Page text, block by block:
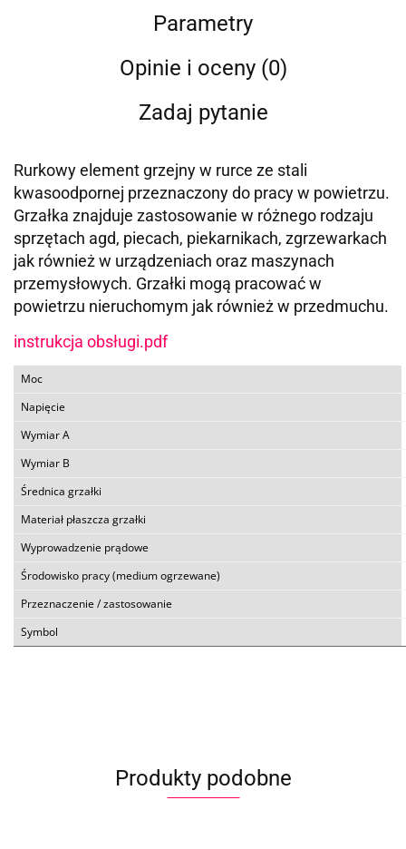
Parametry
Opinie i oceny (0)
Zadaj pytanie
Rurkowy element grzejny w rurce ze stali
kwasoodpornej przeznaczony do pracy w powietrzu.
Grzałka znajduje zastosowanie w różnego rodzaju
sprzętach agd, piecach, piekarnikach, zgrzewarkach
jak również w urządzeniach oraz maszynach
przemysłowych. Grzałki mogą pracować w
powietrzu nieruchomym jak również w przedmuchu.
instrukcja obsługi.pdf
Moc
Napięcie
Wymiar A
Wymiar B
Średnica grzałki
Materiał płaszcza grzałki
Wyprowadzenie prądowe
Środowisko pracy (medium ogrzewane)
Przeznaczenie / zastosowanie
Symbol
Produkty podobne